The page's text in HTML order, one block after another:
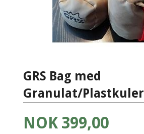
GRS Bag med
Granulat/Plastkuler
Pris
NOK 399,00